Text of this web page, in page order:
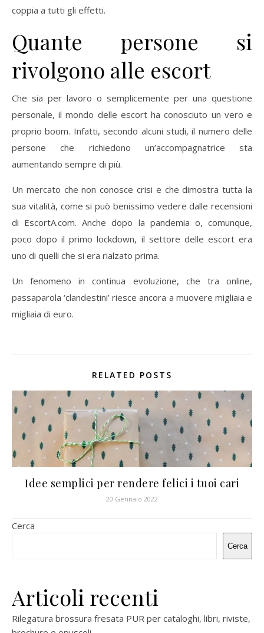
coppia a tutti gli effetti.
Quante persone si
rivolgono alle escort
Che sia per lavoro o semplicemente per una questione
personale, il mondo delle escort ha conosciuto un vero e
proprio boom. Infatti, secondo alcuni studi, il numero delle
persone che richiedono un’accompagnatrice sta
aumentando sempre di più.
Un mercato che non conosce crisi e che dimostra tutta la
sua vitalità, come si può benissimo vedere dalle recensioni
di EscortA.com. Anche dopo la pandemia o, comunque,
poco dopo il primo lockdown, il settore delle escort era
uno di quelli che si era rialzato prima.
Un fenomeno in continua evoluzione, che tra online,
passaparola ‘clandestini’ riesce ancora a muovere migliaia e
migliaia di euro.
RELATED POSTS
Idee semplici per rendere felici i tuoi cari
20 Gennaio 2022
Cerca
Cerca
Articoli recenti
Rilegatura brossura fresata PUR per cataloghi, libri, riviste,